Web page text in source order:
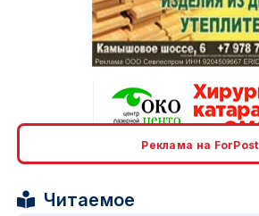
Реклама на ForPost
Читаемое